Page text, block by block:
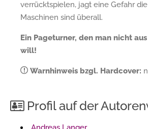
verrücktspielen, jagt eine Gefahr
Maschinen sind überall.
Ein Pageturner, den man nicht
will!
Warnhinweis bzgl. Hardcover:
Profil auf der